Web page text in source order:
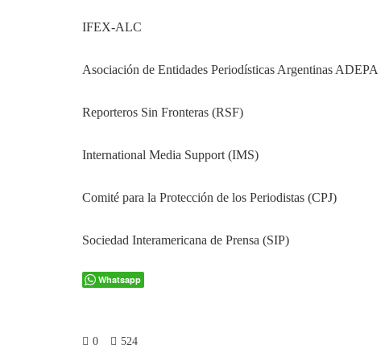
IFEX-ALC
Asociación de Entidades Periodísticas Argentinas ADEPA
Reporteros Sin Fronteras (RSF)
International Media Support (IMS)
Comité para la Protección de los Periodistas (CPJ)
Sociedad Interamericana de Prensa (SIP)
Whatsapp
0 524